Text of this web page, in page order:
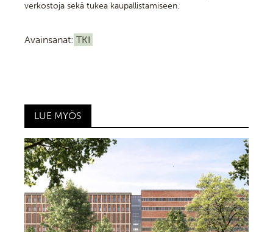
verkostoja sekä tukea kaupallistamiseen.
Avainsanat: TKI
LUE MYÖS